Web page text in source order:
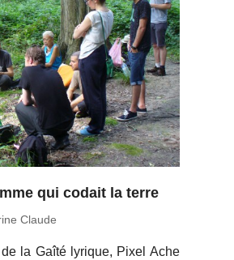
qui codait la terre
Claude
la Gaîté lyrique, Pixel Ache